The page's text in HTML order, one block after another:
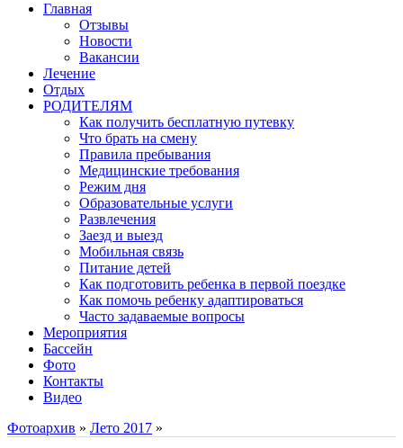
Главная
Отзывы
Новости
Вакансии
Лечение
Отдых
РОДИТЕЛЯМ
Как получить бесплатную путевку
Что брать на смену
Правила пребывания
Медицинские требования
Режим дня
Образовательные услуги
Развлечения
Заезд и выезд
Мобильная связь
Питание детей
Как подготовить ребенка в первой поездке
Как помочь ребенку адаптироваться
Часто задаваемые вопросы
Мероприятия
Бассейн
Фото
Контакты
Видео
Фотоархив » Лето 2017 »